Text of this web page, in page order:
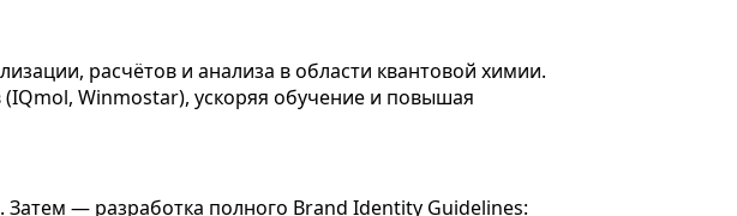
— разработка полного Brand Identity Guidelines: